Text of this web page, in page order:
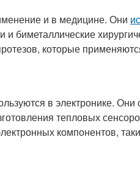
и в медицине. Они
и биметаллические
которые
в электронике.
тепловых
компонентов,